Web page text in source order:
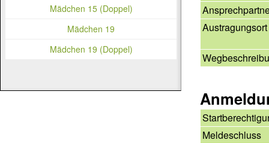
Austragungsort
Meldeschluss
Mädchen 15 (Doppel)
Mädchen 19
Mädchen 19 (Doppel)